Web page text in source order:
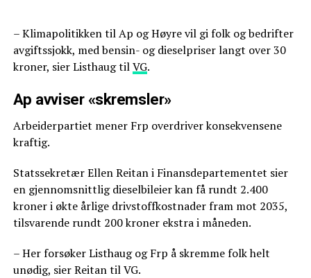
– Klimapolitikken til Ap og Høyre vil gi folk og bedrifter
avgiftssjokk, med bensin- og dieselpriser langt over 30
kroner, sier Listhaug tilVG.
Ap avviser «skremsler»
Arbeiderpartiet mener Frp overdriver konsekvensene
kraftig.
Statssekretær Ellen Reitan i Finansdepartementet sier
en gjennomsnittlig dieselbileier kan få rundt 2.400
kroner i økte årlige drivstoffkostnader fram mot 2035,
tilsvarende rundt 200 kroner ekstra i måneden.
– Her forsøker Listhaug og Frp å skremme folk helt
unødig, sier Reitan til VG.